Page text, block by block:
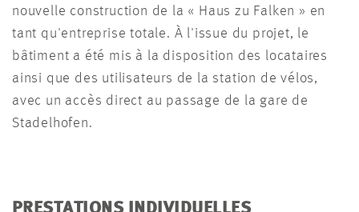
nouvelle construction de la « Haus zu Falken » en
tant qu'entreprise totale. À l'issue du projet, le
bâtiment a été mis à la disposition des locataires
ainsi que des utilisateurs de la station de vélos,
avec un accès direct au passage de la gare de
Stadelhofen.
PRESTATIONS INDIVIDUELLES